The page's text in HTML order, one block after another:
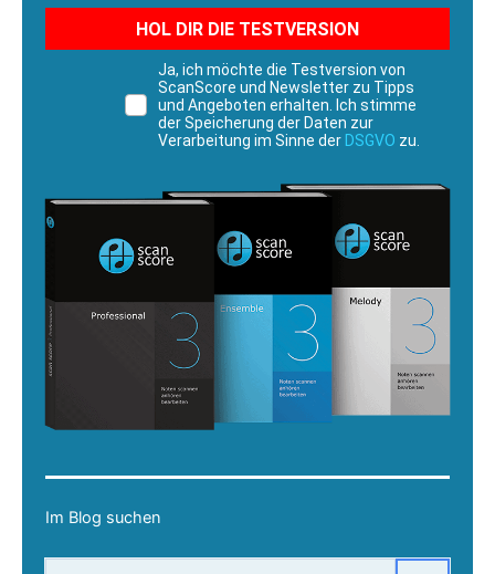
HOL DIR DIE TESTVERSION
Ja, ich möchte die Testversion von
ScanScore und Newsletter zu Tipps
und Angeboten erhalten. Ich stimme
der Speicherung der Daten zur
Verarbeitung im Sinne der DSGVO zu.
Im Blog suchen